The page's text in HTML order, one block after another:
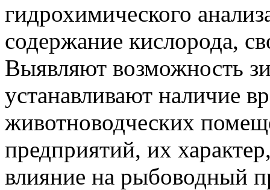
гидрохимического
содержание кислорода,
Выявляют возможность
устанавливают наличие
животноводческих
предприятий, их
влияние на рыбоводный